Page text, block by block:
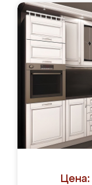
Цена: